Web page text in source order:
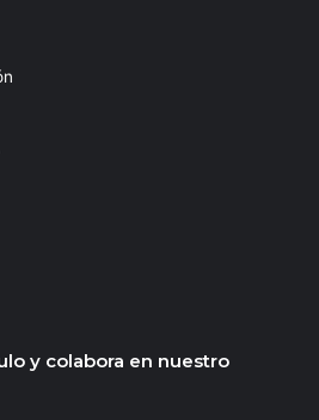
y colabora en nuestro